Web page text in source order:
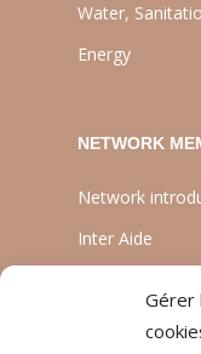
Gérer
Water,
Energy
NETWORK
Network
Inter Aide
Planète